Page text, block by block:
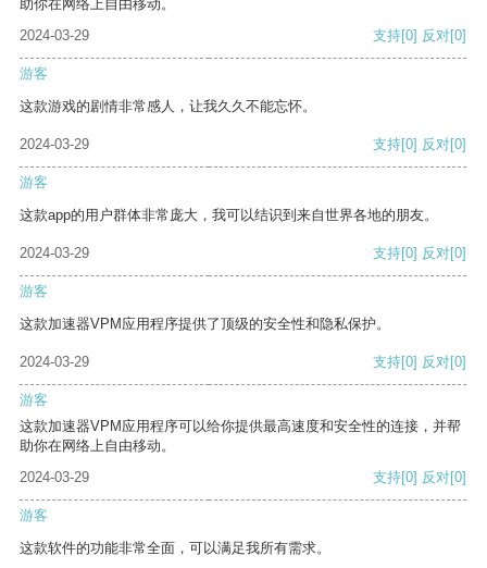
助你在网络上自由移动。
2024-03-29
支持[0] 反对[0]
游客
这款游戏的剧情非常感人，让我久久不能忘怀。
2024-03-29 支持[0] 反对[0]
游客
这款app的用户群体非常庞大，我可以结识到来自世界各地的朋友。
2024-03-29 支持[0] 反对[0]
游客
这款加速器VPM应用程序提供了顶级的安全性和隐私保护。
2024-03-29 支持[0] 反对[0]
游客
这款加速器VPM应用程序可以给你提供最高速度和安全性的连接，并帮
助你在网络上自由移动。
2024-03-29
支持[0] 反对[0]
游客
这款软件的功能非常全面，可以满足我所有需求。